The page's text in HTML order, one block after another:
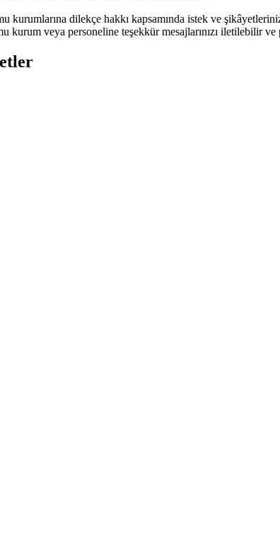
kurumlarına dilekçe hakkı kapsamında istek ve
kurum veya personeline teşekkür mesajlarınızı iletilebilir